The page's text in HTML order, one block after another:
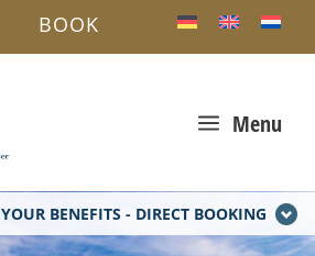
YOUR BENEFITS - DIRECT BOOKING
a Menu
BOOK